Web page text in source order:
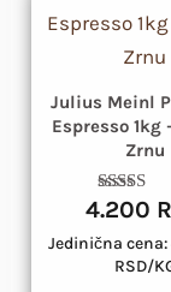
Julius Meinl
Espresso 1kg
Zrnu
sa
4.79
od 5
4.200
Jedinična
RSD/